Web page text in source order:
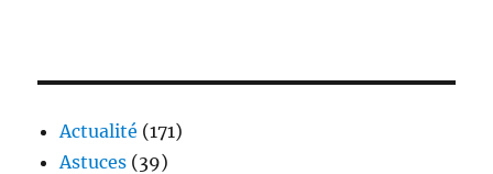
Actualité (171)
Astuces (39)